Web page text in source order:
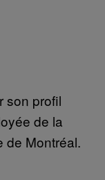
son profil
de la
de Montréal.